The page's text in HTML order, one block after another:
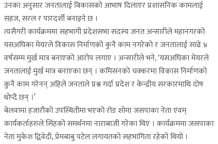
उनका अनुसार जनतालाई बिकासको आभाष दिलाएर प्रशासनिक कामलाई
सहज, सरल र पारदर्शी बनाइने छ ।
त्यसैगरी कार्यक्रममा सहभागी प्रदेशसभा सदस्य जनत अन्सारीले महानगरको
यसअघिका मेयरले विकास निर्माणको कुनै काम नगरेको र जनतालाई साढे ४
वर्षसम्म मुर्ख मात्र बनाएको आरोप लगाए । अन्सारीले भने, ‘यसअघिका मेयरले
जनतालाई मुर्ख मात्र बनाएका छन् । कमिसनको चक्करमा विकास निर्माणको
कुनै काम गरेनन् अहिले जनताले प्रश्न गर्दा प्रदेश र केन्द्रीय सरकारमाथि दोष
थोप्दै छन् ।’
बेलवामा हजारौको उपस्थितीमा भएको रोड शोमा जसपाका नेता एवम्
कार्यकर्ताहरुले सिंहको समर्थनमा नाराबाजी गरेका थिए । कार्यक्रममा जसपाका
नेता मुकेश द्विवेदी, प्रेमबाबु पटेल लगायतको सहभागिता रहेको थियो ।